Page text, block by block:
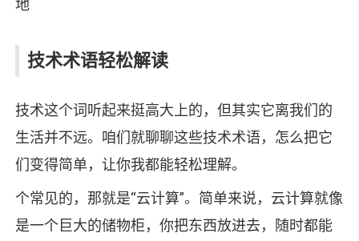
技术术语轻松解读
技术这个词听起来挺高大上的，但其实它离我们的
生活并不远。咱们就聊聊这些技术术语，怎么把它
们变得简单，让你我都能轻松理解。
个常见的，那就是“云计算”。简单来说，云计算就像
是一个巨大的储物柜，你把东西放进去，随时都能